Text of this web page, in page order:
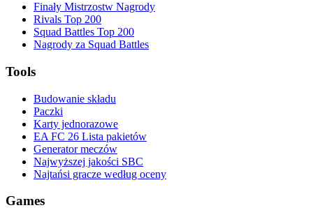
Finały Mistrzostw Nagrody
Rivals Top 200
Squad Battles Top 200
Nagrody za Squad Battles
Tools
Budowanie składu
Paczki
Karty jednorazowe
EA FC 26 Lista pakietów
Generator meczów
Najwyższej jakości SBC
Najtańsi gracze według oceny
Games